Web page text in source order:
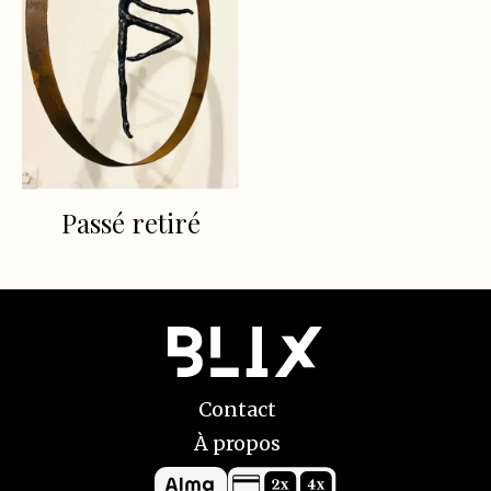
Passé retiré
Contact
À propos